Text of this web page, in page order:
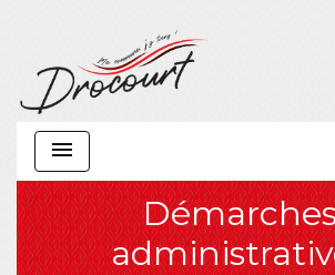
menu